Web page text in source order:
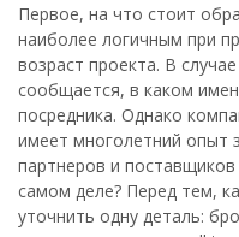
Первое, на что стоит
наиболее логичным при
возраст проекта. В
сообщается, в каком
посредника. Однако
имеет многолетний опыт
партнеров и
самом деле? Перед тем,
уточнить одну деталь: